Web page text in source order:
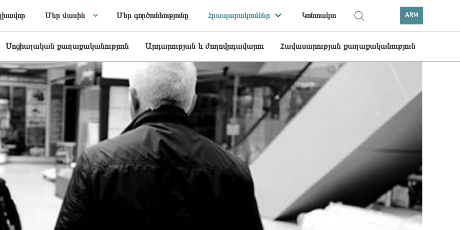
Մեր մասին Մեր գործունեությունը Հրապարակումներ Կոնտակտ ARM
Սոցիալական քաղաքականություն Արդարության և ժողովրդավարու Հավասարության քաղաքականություն